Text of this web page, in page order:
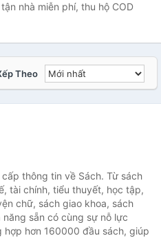
nhà miễn phí, thu hộ COD
Theo
thông tin về Sách. Từ sách
tài chính, tiểu thuyết, học tập,
chữ, sách giao khoa, sách
sẵn có cùng sự nỗ lực
hơn 160000 đầu sách, giúp